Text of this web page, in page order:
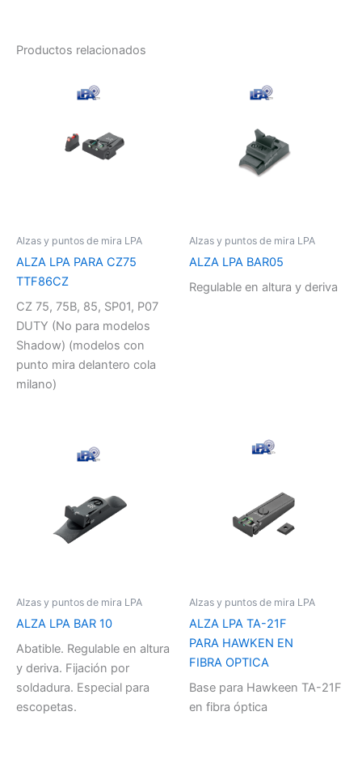
Productos relacionados
Alzas y puntos de mira LPA
ALZA LPA PARA CZ75
TTF86CZ
CZ 75, 75B, 85, SP01, P07
DUTY (No para modelos
Shadow) (modelos con
punto mira delantero cola
milano)
Alzas y puntos de mira LPA
ALZA LPA BAR05
Regulable en altura y deriva
Alzas y puntos de mira LPA
ALZA LPA BAR 10
Abatible. Regulable en altura
y deriva. Fijación por
soldadura. Especial para
escopetas.
Alzas y puntos de mira LPA
ALZA LPA TA-21F
PARA HAWKEN EN
FIBRA OPTICA
Base para Hawkeen TA-21F
en fibra óptica